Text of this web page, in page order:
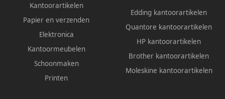
Kantoorartikelen
Papier en verzenden
Elektronica
Kantoormeubelen
Schoonmaken
Printen
Edding kantoorartikelen
Quantore kantoorartikelen
HP kantoorartikelen
Brother kantoorartikelen
Moleskine kantoorartikelen